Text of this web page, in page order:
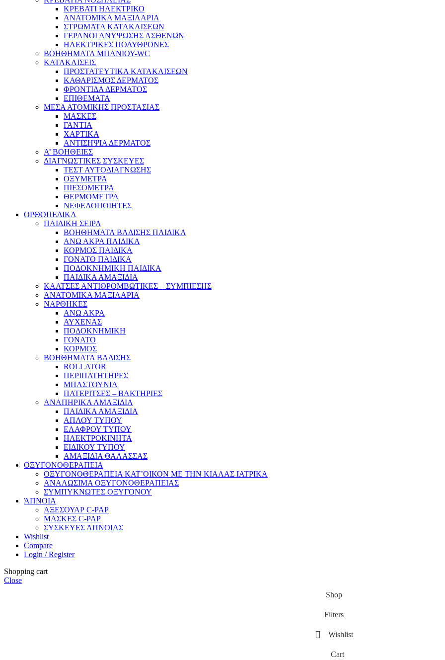
ΚΡΕΒΑΤΙ ΗΛΕΚΤΡΙΚΟ
ΑΝΑΤΟΜΙΚΑ ΜΑΞΙΛΑΡΙΑ
ΣΤΡΩΜΑΤΑ ΚΑΤΑΚΛΙΣΕΩΝ
ΓΕΡΑΝΟΙ ΑΝΥΨΩΣΗΣ ΑΣΘΕΝΩΝ
ΗΛΕΚΤΡΙΚΕΣ ΠΟΛΥΘΡΟΝΕΣ
ΒΟΗΘΗΜΑΤΑ ΜΠΑΝΙΟΥ-WC
ΚΑΤΑΚΛΙΣΕΙΣ
ΠΡΟΣΤΑΤΕΥΤΙΚΑ ΚΑΤΑΚΛΙΣΕΩΝ
ΚΑΘΑΡΙΣΜΟΣ ΔΕΡΜΑΤΟΣ
ΦΡΟΝΤΙΔΑ ΔΕΡΜΑΤΟΣ
ΕΠΙΘΕΜΑΤΑ
ΜΕΣΑ ΑΤΟΜΙΚΗΣ ΠΡΟΣΤΑΣΙΑΣ
ΜΑΣΚΕΣ
ΓΑΝΤΙΑ
ΧΑΡΤΙΚΑ
ΑΝΤΙΣΗΨΙΑ ΔΕΡΜΑΤΟΣ
Α’ ΒΟΗΘΕΙΕΣ
ΔΙΑΓΝΩΣΤΙΚΕΣ ΣΥΣΚΕΥΕΣ
ΤΕΣΤ ΑΥΤΟΔΙΑΓΝΩΣΗΣ
ΟΞΥΜΕΤΡΑ
ΠΙΕΣΟΜΕΤΡΑ
ΘΕΡΜΟΜΕΤΡΑ
ΝΕΦΕΛΟΠΟΙΗΤΕΣ
ΟΡΘΟΠΕΔΙΚΑ
ΠΑΙΔΙΚΗ ΣΕΙΡΑ
ΒΟΗΘΗΜΑΤΑ ΒΑΔΙΣΗΣ ΠΑΙΔΙΚΑ
ΑΝΩ ΑΚΡΑ ΠΑΙΔΙΚΑ
ΚΟΡΜΟΣ ΠΑΙΔΙΚΑ
ΓΟΝΑΤΟ ΠΑΙΔΙΚΑ
ΠΟΔΟΚΝΗΜΙΚΗ ΠΑΙΔΙΚΑ
ΠΑΙΔΙΚΑ ΑΜΑΞΙΔΙΑ
ΚΑΛΤΣΕΣ ΑΝΤΙΘΡΟΜΒΩΤΙΚΕΣ – ΣΥΜΠΙΕΣΗΣ
ΑΝΑΤΟΜΙΚΑ ΜΑΞΙΛΑΡΙΑ
ΝΑΡΘΗΚΕΣ
ΑΝΩ ΑΚΡΑ
ΑΥΧΕΝΑΣ
ΠΟΔΟΚΝΗΜΙΚΗ
ΓΟΝΑΤΟ
ΚΟΡΜΟΣ
ΒΟΗΘΗΜΑΤΑ ΒΑΔΙΣΗΣ
ROLLATOR
ΠΕΡΙΠΑΤΗΤΗΡΕΣ
ΜΠΑΣΤΟΥΝΙΑ
ΠΑΤΕΡΙΤΣΕΣ – ΒΑΚΤΗΡΙΕΣ
ΑΝΑΠΗΡΙΚΑ ΑΜΑΞΙΔΙΑ
ΠΑΙΔΙΚΑ ΑΜΑΞΙΔΙΑ
ΑΠΛΟΥ ΤΥΠΟΥ
ΕΛΑΦΡΟΥ ΤΥΠΟΥ
ΗΛΕΚΤΡΟΚΙΝΗΤΑ
ΕΙΔΙΚΟΥ ΤΥΠΟΥ
ΑΜΑΞΙΔΙΑ ΘΑΛΑΣΣΑΣ
ΟΞΥΓΟΝΟΘΕΡΑΠΕΙΑ
ΟΞΥΓΟΝΟΘΕΡΑΠΕΙΑ ΚΑΤ’ΟΙΚΟΝ ΜΕ ΤΗΝ ΚΙΑΛΑΣ ΙΑΤΡΙΚΑ
ΑΝΑΛΩΣΙΜΑ ΟΞΥΓΟΝΟΘΕΡΑΠΕΙΑΣ
ΣΥΜΠΥΚΝΩΤΕΣ ΟΞΥΓΟΝΟΥ
ΆΠΝΟΙΑ
ΑΞΕΣΟΥΑΡ C-PAP
ΜΑΣΚΕΣ C-PAP
ΣΥΣΚΕΥΕΣ ΑΠΝΟΙΑΣ
Wishlist
Compare
Login / Register
Shopping cart
Close
Shop
Filters
Wishlist
Cart